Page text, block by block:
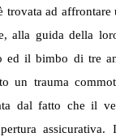
trovata ad affrontare
alla guida della
ed il bimbo di tre
un trauma
dal fatto che il
assicurativa.